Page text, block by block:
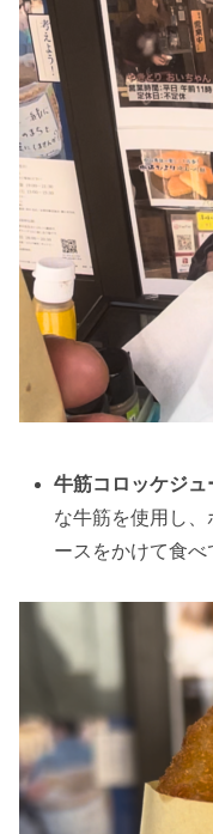
牛筋コロッケジュ
な牛筋を使用し
ースをかけて食べ